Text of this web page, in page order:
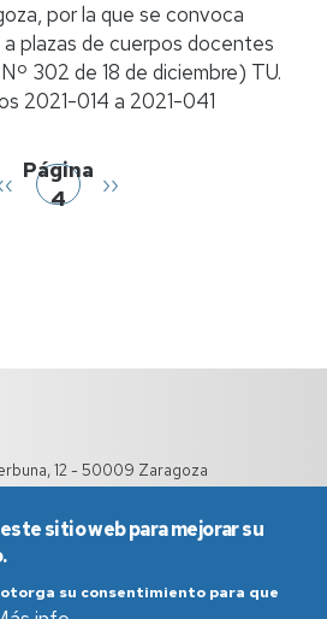
por la que se convoca
plazas de cuerpos docentes
302 de 18 de diciembre) TU.
2021-014 a 2021-041
anterior
Página
4
Siguiente
››
12 - 50009 Zaragoza
sitio web para mejorar su
su consentimiento para que